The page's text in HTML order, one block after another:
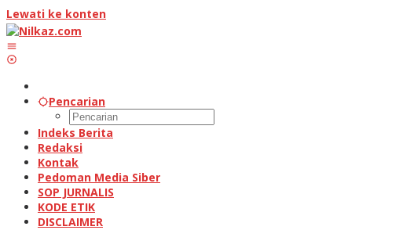
Lewati ke konten
Pencarian
Indeks Berita
Redaksi
Kontak
Pedoman Media Siber
SOP JURNALIS
KODE ETIK
DISCLAIMER